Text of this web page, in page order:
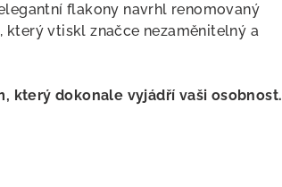
flakony navrhl renomovaný
který vtiskl značce nezaměnitelný a
, který dokonale vyjádří vaši osobnost.